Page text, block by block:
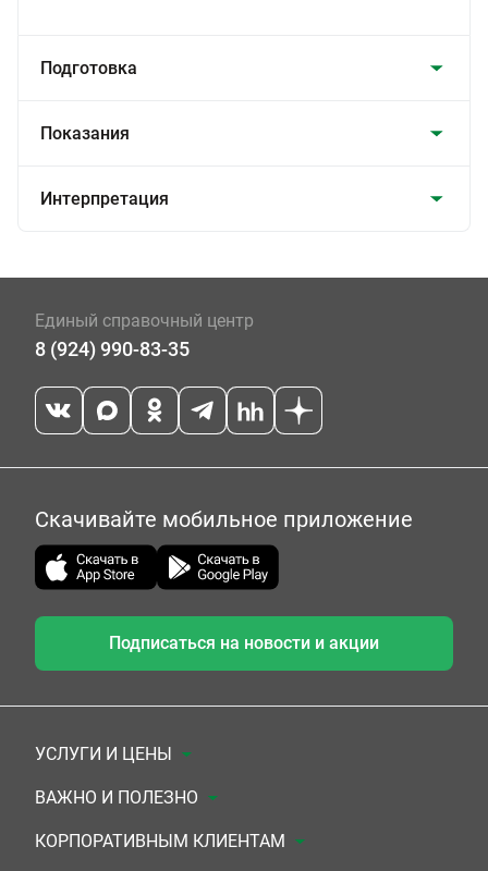
Подготовка
Показания
Интерпретация
Единый справочный центр
8 (924) 990-83-35
Скачивайте мобильное приложение
Подписаться на новости и акции
УСЛУГИ И ЦЕНЫ
Анализы
Комплексы
ВАЖНО И ПОЛЕЗНО
Документы для заключения договора
КОРПОРАТИВНЫМ КЛИЕНТАМ